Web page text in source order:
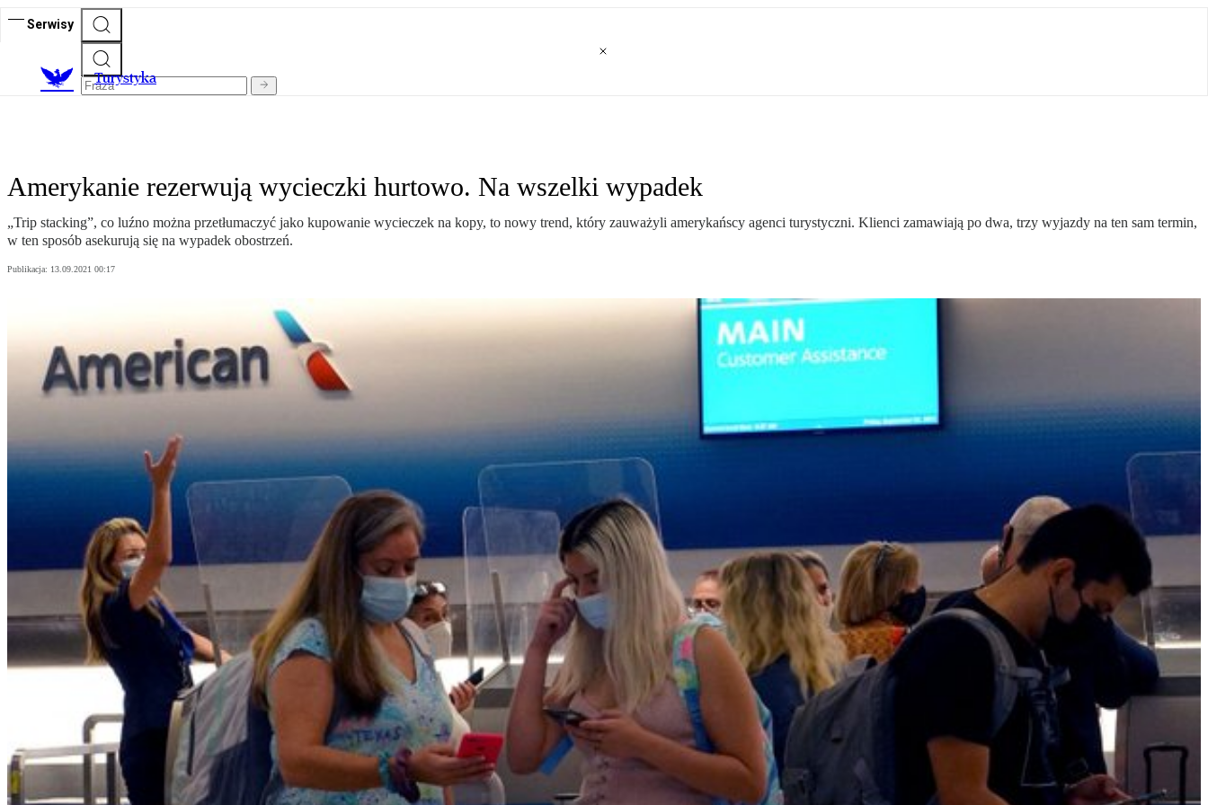
Serwisy
Turystyka
Amerykanie rezerwują wycieczki hurtowo. Na wszelki wypadek
„Trip stacking”, co luźno można przetłumaczyć jako kupowanie wycieczek na kopy, to nowy trend, który zauważyli amerykańscy agenci turystyczni. Klienci zamawiają po dwa, trzy wyjazdy na ten sam termin,
w ten sposób asekurują się na wypadek obostrzeń.
Publikacja: 13.09.2021 00:17